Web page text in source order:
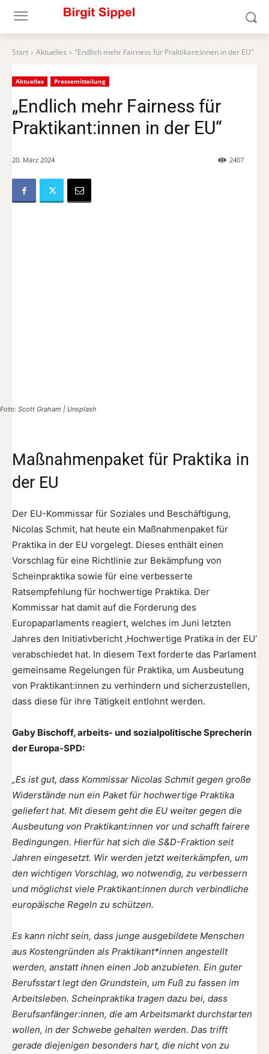
Start Aktuelles "Endlich mehr Fairness für Praktikant:innen in der EU"
Aktuelles Pressemitteilung
„Endlich mehr Fairness für
Praktikant:innen in der EU“
20. März 2024 2407
Foto: Scott Graham | Unsplash
Maßnahmenpaket für Praktika in
der EU
Der EU-Kommissar für Soziales und Beschäftigung,
Nicolas Schmit, hat heute ein Maßnahmenpaket für
Praktika in der EU vorgelegt. Dieses enthält einen
Vorschlag für eine Richtlinie zur Bekämpfung von
Scheinpraktika sowie für eine verbesserte
Ratsempfehlung für hochwertige Praktika. Der
Kommissar hat damit auf die Forderung des
Europaparlaments reagiert, welches im Juni letzten
Jahres den Initiativbericht ‚Hochwertige Pratika in der EU‘
verabschiedet hat. In diesem Text forderte das Parlament
gemeinsame Regelungen für Praktika, um Ausbeutung
von Praktikant:innen zu verhindern und sicherzustellen,
dass diese für ihre Tätigkeit entlohnt werden.
Gaby Bischoff, arbeits- und sozialpolitische Sprecherin
der Europa-SPD:
„Es ist gut, dass Kommissar Nicolas Schmit gegen große
Widerstände nun ein Paket für hochwertige Praktika
geliefert hat. Mit diesem geht die EU weiter gegen die
Ausbeutung von Praktikant:innen vor und schafft fairere
Bedingungen. Hierfür hat sich die S&D-Fraktion seit
Jahren eingesetzt. Wir werden jetzt weiterkämpfen, um
den wichtigen Vorschlag, wo notwendig, zu verbessern
und möglichst viele Praktikant:innen durch verbindliche
europäische Regeln zu schützen.
Es kann nicht sein, dass junge ausgebildete Menschen
aus Kostengründen als Praktikant*innen angestellt
werden, anstatt ihnen einen Job anzubieten. Ein guter
Berufsstart legt den Grundstein, um Fuß zu fassen im
Arbeitsleben. Scheinpraktika tragen dazu bei, dass
Berufsanfänger:innen, die am Arbeitsmarkt durchstarten
wollen, in der Schwebe gehalten werden. Das trifft
gerade diejenigen besonders hart, die nicht von zu